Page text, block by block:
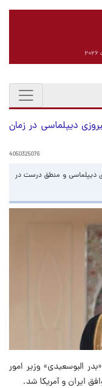
دیپلماسی در زمان
4050325076
دیپلماسی و منطق درست در
البوسعیدی» وزیر امور
ایران و آمریکا شد.